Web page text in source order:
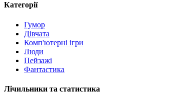
Категорії
Гумор
Дівчата
Комп'ютерні ігри
Люди
Пейзажі
Фантастика
Лічильники та статистика